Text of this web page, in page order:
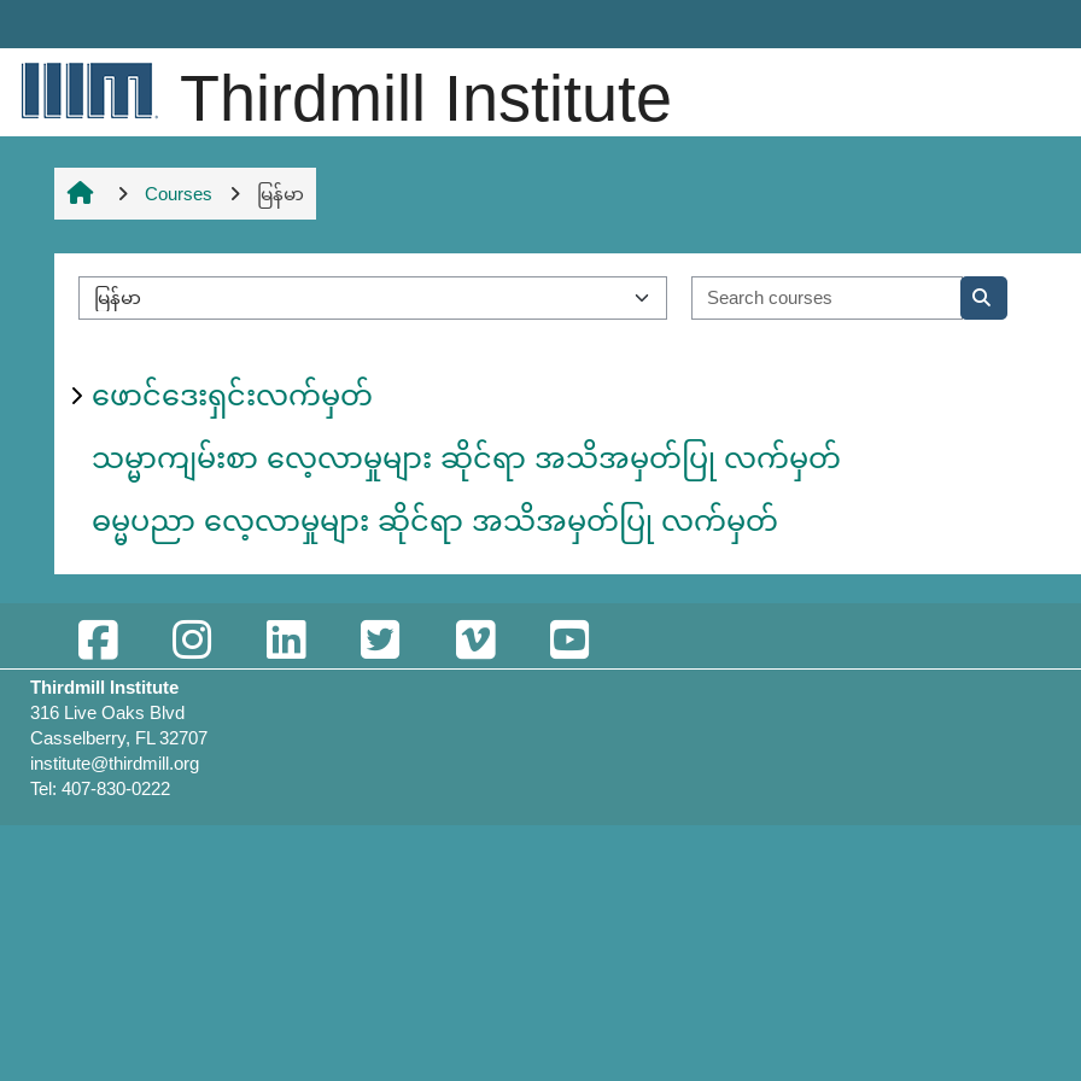
Thirdmill Institute
Courses မြန်မာ
Search courses
Search
ဖောင်ဒေးရှင်းလက်မှတ်
သမ္မာကျမ်းစာ လေ့လာမှုများ ဆိုင်ရာ အသိအမှတ်ပြု လက်မှတ်
ဓမ္မပညာ လေ့လာမှုများ ဆိုင်ရာ အသိအမှတ်ပြု လက်မှတ်
Thirdmill Institute
316 Live Oaks Blvd
Casselberry, FL 32707
institute@thirdmill.org
Tel: 407-830-0222